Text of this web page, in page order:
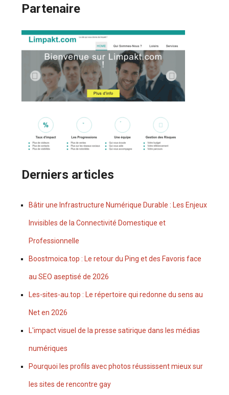
Partenaire
Derniers articles
Bâtir une Infrastructure Numérique Durable : Les Enjeux
Invisibles de la Connectivité Domestique et
Professionnelle
Boostmoica.top : Le retour du Ping et des Favoris face
au SEO aseptisé de 2026
Les-sites-au.top : Le répertoire qui redonne du sens au
Net en 2026
L'impact visuel de la presse satirique dans les médias
numériques
Pourquoi les profils avec photos réussissent mieux sur
les sites de rencontre gay